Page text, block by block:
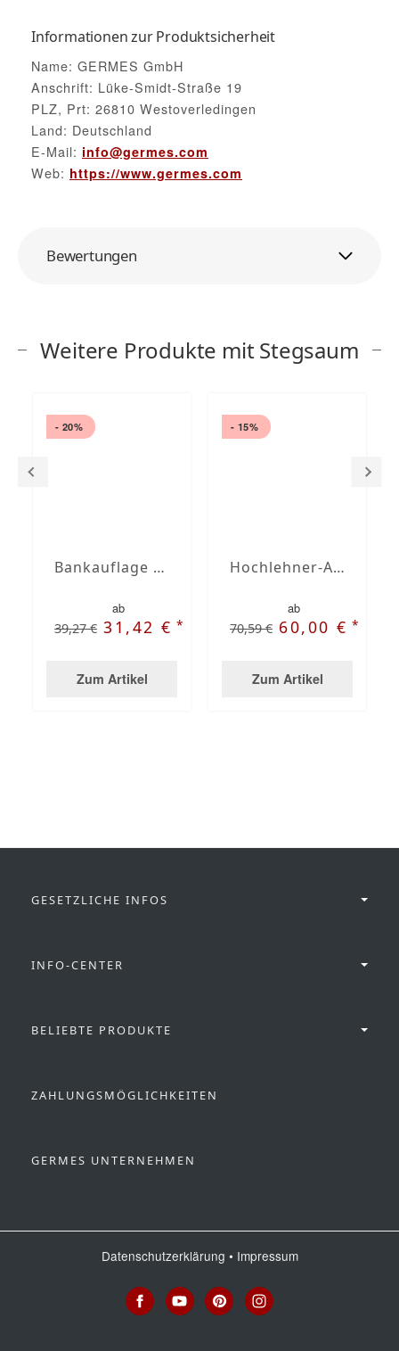
Informationen zur Produktsicherheit
Name: GERMES GmbH
Anschrift: Lüke-Smidt-Straße 19
PLZ, Prt: 26810 Westoverledingen
Land: Deutschland
E-Mail: info@germes.com
Web: https://www.germes.com
Bewertungen
Weitere Produkte mit Stegsaum
- 20%
Bankauflage nach Maß mit Stegsaum
ab
39,27 € 31,42 €*
Zum Artikel
- 15%
Hochlehner-Auflagen mit Stegsaum nach Maß
ab
70,59 € 60,00 €*
Zum Artikel
GESETZLICHE INFOS
INFO-CENTER
BELIEBTE PRODUKTE
ZAHLUNGSMÖGLICHKEITEN
GERMES UNTERNEHMEN
Datenschutzerklärung • Impressum